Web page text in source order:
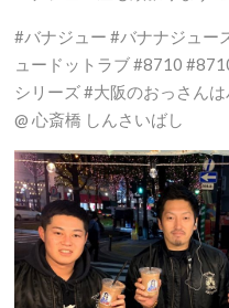
#バナジュー #バナナジュー
ュードットラブ #8710
シリーズ #大阪のおっさん
@ 心斎橋 しんさいばし